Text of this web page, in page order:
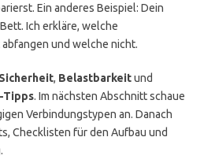
Ein anderes Beispiel: Dein
Ich erkläre, welche
und welche nicht.
Sicherheit, Belastbarkeitund
Tipps. Im nächsten Abschnitt schaue
Verbindungstypen an. Danach
Checklisten für den Aufbau und